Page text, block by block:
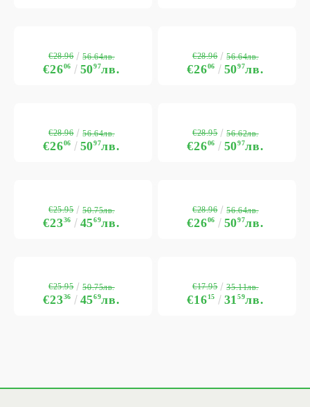
€2606 5097лв.
€28.96 56.64лв.
€2606 5097лв.
€28.96 56.64лв.
€2606 5097лв.
€28.96 56.64лв.
€2606 5097лв.
€28.95 56.62лв.
€2336 4569лв.
€25.95 50.75лв.
€2606 5097лв.
€28.96 56.64лв.
€2336 4569лв.
€25.95 50.75лв.
€1615 3159лв.
€17.95 35.11лв.